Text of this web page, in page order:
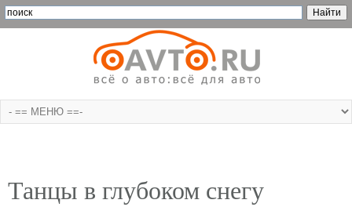
Танцы в глубоком снегу